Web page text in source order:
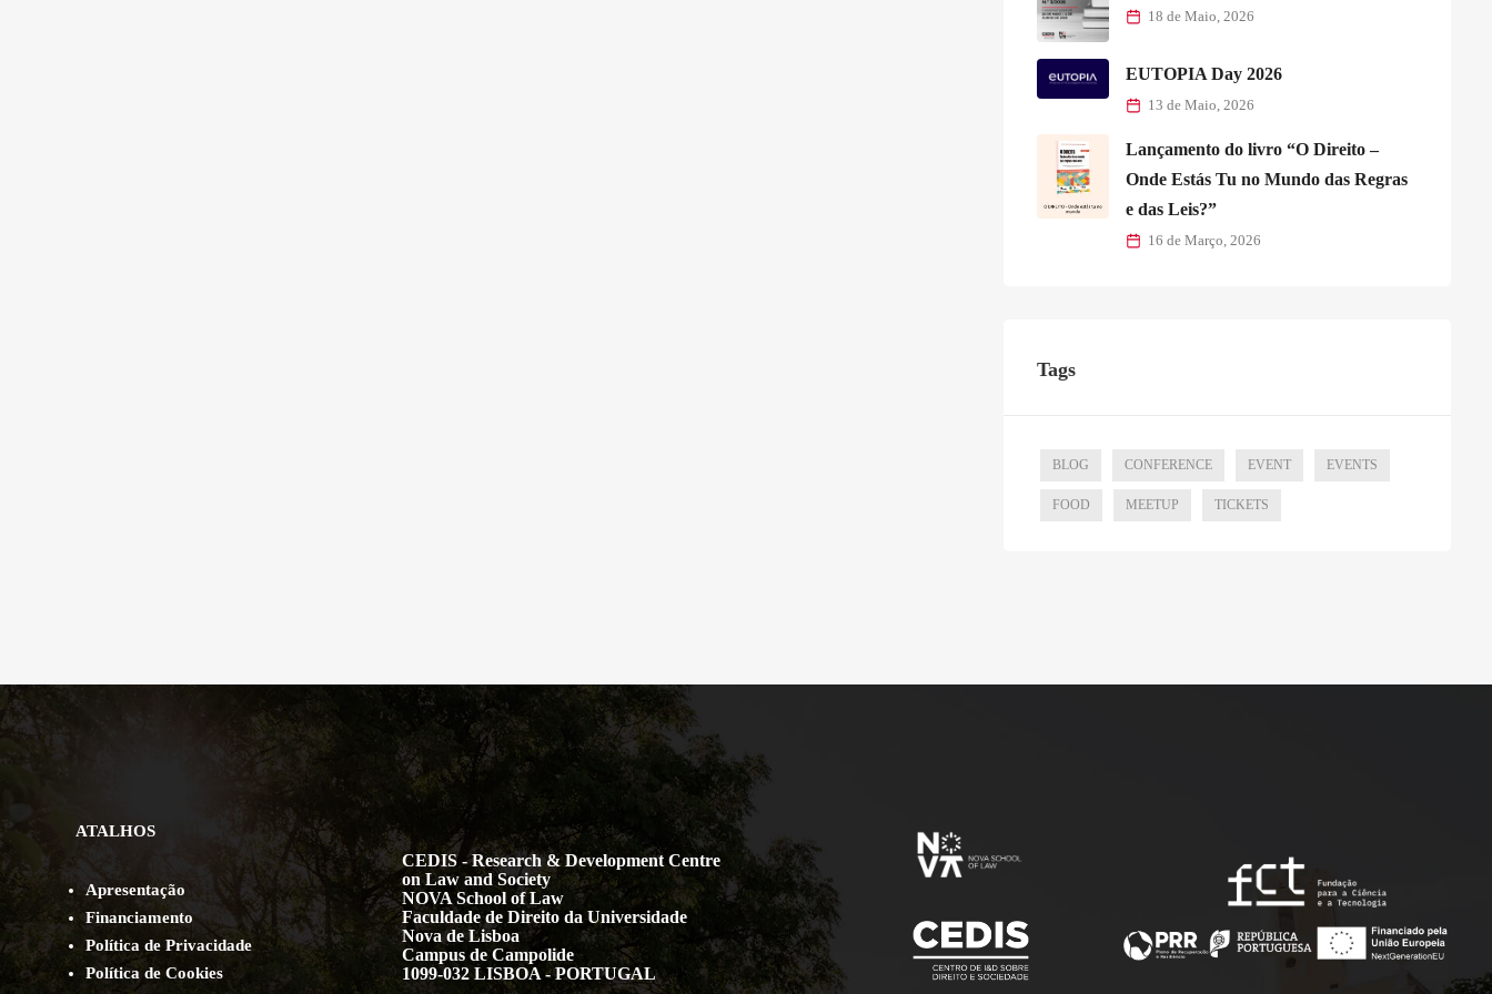
18 de Maio, 2026
EUTOPIA Day 2026
13 de Maio, 2026
Lançamento do livro “O Direito –
Onde Estás Tu no Mundo das Regras
e das Leis?”
16 de Março, 2026
Tags
BLOG CONFERENCE EVENT EVENTS
FOOD MEETUP TICKETS
ATALHOS
Apresentação
Financiamento
Política de Privacidade
Política de Cookies
CEDIS - Research & Development Centre
on Law and Society
NOVA School of Law
Faculdade de Direito da Universidade
Nova de Lisboa
Campus de Campolide
1099-032 LISBOA - PORTUGAL